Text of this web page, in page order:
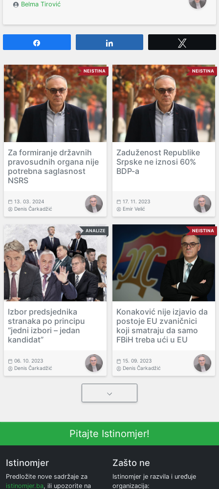
Belma Tirović
NEISTINA
Za formiranje državnih
pravosudnih organa nije
potrebna saglasnost
NSRS
13. 03. 2024
Denis Čarkadžić
NEISTINA
Zaduženost Republike
Srpske ne iznosi 60%
BDP-a
17. 11. 2023
Emir Velić
ANALIZE
Izbor predsjednika
stranaka po principu
“jedni izbori – jedan
kandidat”
06. 10. 2023
Denis Čarkadžić
NEISTINA
Konaković nije izjavio da
postoje EU zvaničnici
koji smatraju da samo
FBiH treba ući u EU
15. 09. 2023
Denis Čarkadžić
Pitajte Istinomjer!
Istinomjer
Predložite nove sadržaje za
istinomjer.ba, ili upozorite na
Zašto ne
Istinomjer je razvila i uređuje
organizacija: